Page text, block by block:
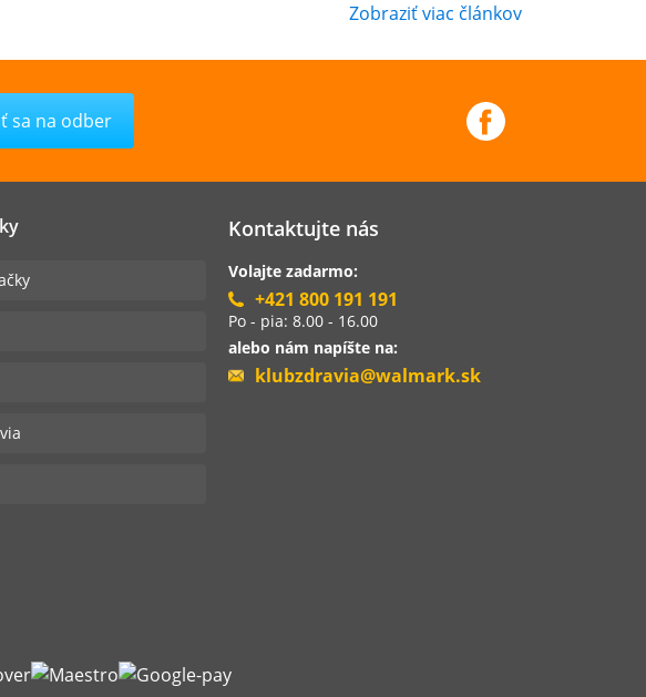
Zobraziť viac článkov
Kontaktujte nás
Volajte zadarmo:
+421 800 191 191
Po - pia: 8.00 - 16.00
alebo nám napíšte na:
klubzdravia@walmark.sk